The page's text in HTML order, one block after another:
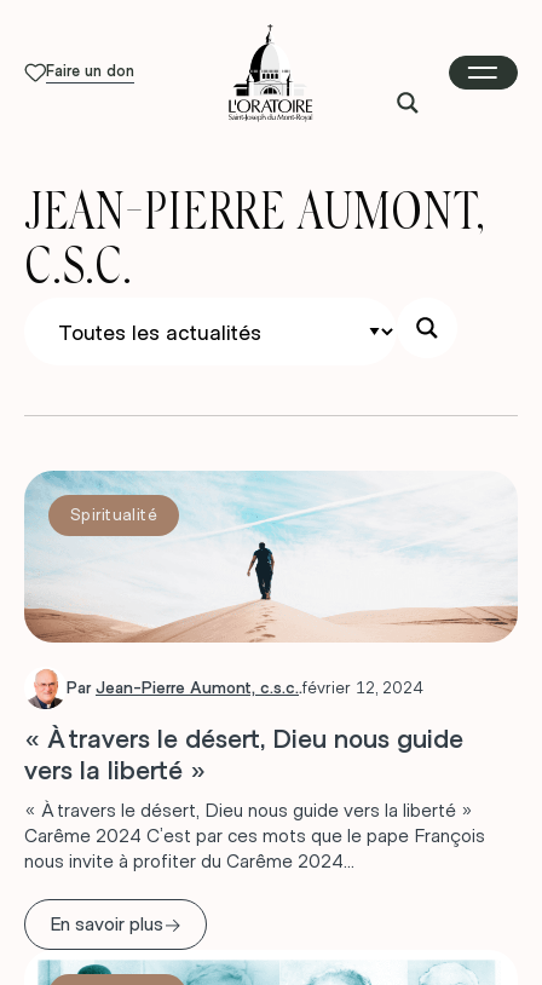
Faire un don
JEAN-PIERRE AUMONT,
C.S.C.
Spiritualité
Par Jean-Pierre Aumont, c.s.c..février 12, 2024
« À travers le désert, Dieu nous guide
vers la liberté »
« À travers le désert, Dieu nous guide vers la liberté »
Carême 2024 C’est par ces mots que le pape François
nous invite à profiter du Carême 2024...
En savoir plus→